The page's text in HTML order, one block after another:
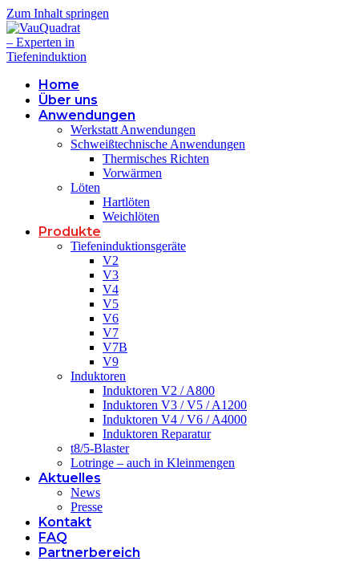
Zum Inhalt springen
Home
Über uns
Anwendungen
Werkstatt Anwendungen
Schweißtechnische Anwendungen
Thermisches Richten
Vorwärmen
Löten
Hartlöten
Weichlöten
Produkte
Tiefeninduktionsgeräte
V2
V3
V4
V5
V6
V7
V7B
V9
Induktoren
Induktoren V2 / A800
Induktoren V3 / V5 / A1200
Induktoren V4 / V6 / A4000
Induktoren Reparatur
t8/5-Blaster
Lotringe – auch in Kleinmengen
Aktuelles
News
Presse
Kontakt
FAQ
Partnerbereich